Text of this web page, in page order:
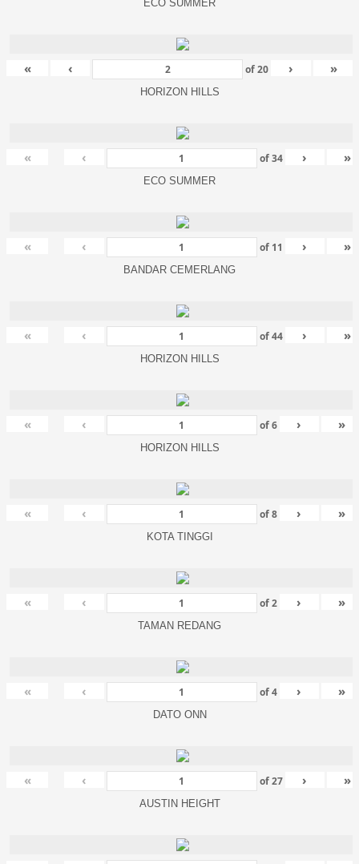
ECO SUMMER
« ‹ of20 › »
HORIZON HILLS
« ‹ of34 › »
ECO SUMMER
« ‹ of 11 › »
BANDAR CEMERLANG
« ‹ of44 › »
HORIZON HILLS
« ‹ of6 › »
HORIZON HILLS
« ‹ of8 › »
KOTA TINGGI
« ‹ of2 › »
TAMAN REDANG
« ‹ of4 › »
DATO ONN
« ‹ of27 › »
AUSTIN HEIGHT